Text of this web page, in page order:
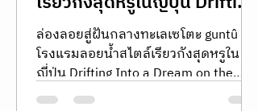
ล่องลอยสู่ฝันกลางทะเลเซโตะ
guntû โรงแรมลอยน้ำสไตล์
เรียวกังสุดหรูในญี่ปุ่น Drifting
Into a Dream on the Seto